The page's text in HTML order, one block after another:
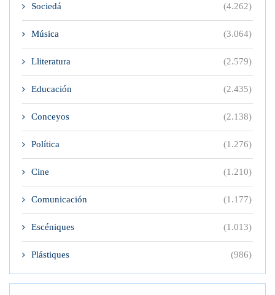
Sociedá (4.262)
Música (3.064)
Lliteratura (2.579)
Educación (2.435)
Conceyos (2.138)
Política (1.276)
Cine (1.210)
Comunicación (1.177)
Escéniques (1.013)
Plástiques (986)